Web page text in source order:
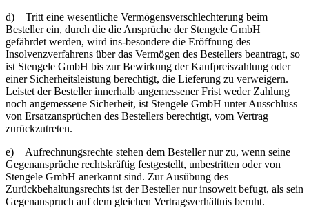
d) Tritt eine wesentliche Vermögensverschlechterung beim
Besteller ein, durch die die Ansprüche der Stengele GmbH
gefährdet werden, wird ins-besondere die Eröffnung des
Insolvenzverfahrens über das Vermögen des Bestellers beantragt, so
ist Stengele GmbH bis zur Bewirkung der Kaufpreiszahlung oder
einer Sicherheitsleistung berechtigt, die Lieferung zu verweigern.
Leistet der Besteller innerhalb angemessener Frist weder Zahlung
noch angemessene Sicherheit, ist Stengele GmbH unter Ausschluss
von Ersatzansprüchen des Bestellers berechtigt, vom Vertrag
zurückzutreten.
e) Aufrechnungsrechte stehen dem Besteller nur zu, wenn seine
Gegenansprüche rechtskräftig festgestellt, unbestritten oder von
Stengele GmbH anerkannt sind. Zur Ausübung des
Zurückbehaltungsrechts ist der Besteller nur insoweit befugt, als sein
Gegenanspruch auf dem gleichen Vertragsverhältnis beruht.